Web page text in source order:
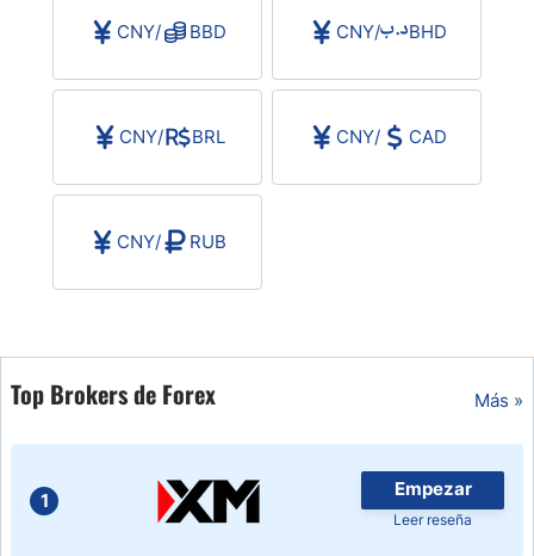
CNY/ BBD CNY/ BHD
CNY/ BRL CNY/ CAD
CNY/ RUB
Top Brokers de Forex Más »
1
Empezar
Leer reseña